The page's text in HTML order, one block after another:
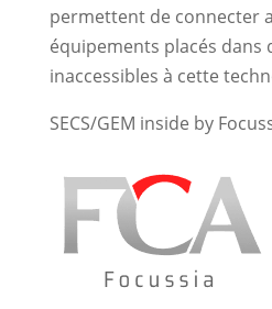
permettent de connecter
équipements placés dans
inaccessibles à cette
SECS/GEM inside by